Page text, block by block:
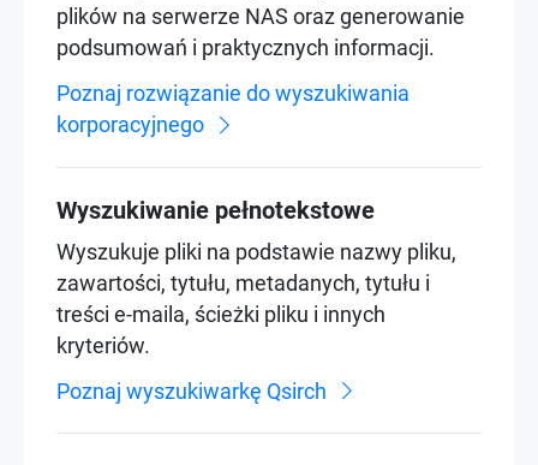
plików na serwerze NAS oraz generowanie
podsumowań i praktycznych informacji.
Poznaj rozwiązanie do wyszukiwania
korporacyjnego
Wyszukiwanie pełnotekstowe
Wyszukuje pliki na podstawie nazwy pliku,
zawartości, tytułu, metadanych, tytułu i
treści e-maila, ścieżki pliku i innych
kryteriów.
Poznaj wyszukiwarkę Qsirch